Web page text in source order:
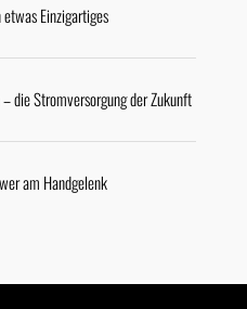
Einzigartiges
die Stromversorgung der Zukunft
am Handgelenk